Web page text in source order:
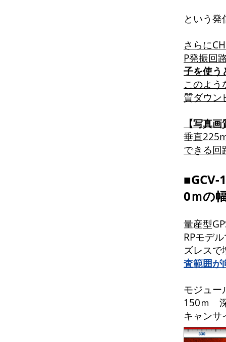
という発
さらに
P発振回
子を使う
このよう
質ダウン
【写真
垂直
できる回
■GCV-
0ｍの
量産型
RPモデ
ズレスで
査範囲が
モジュ
150ｍ
キャンサ